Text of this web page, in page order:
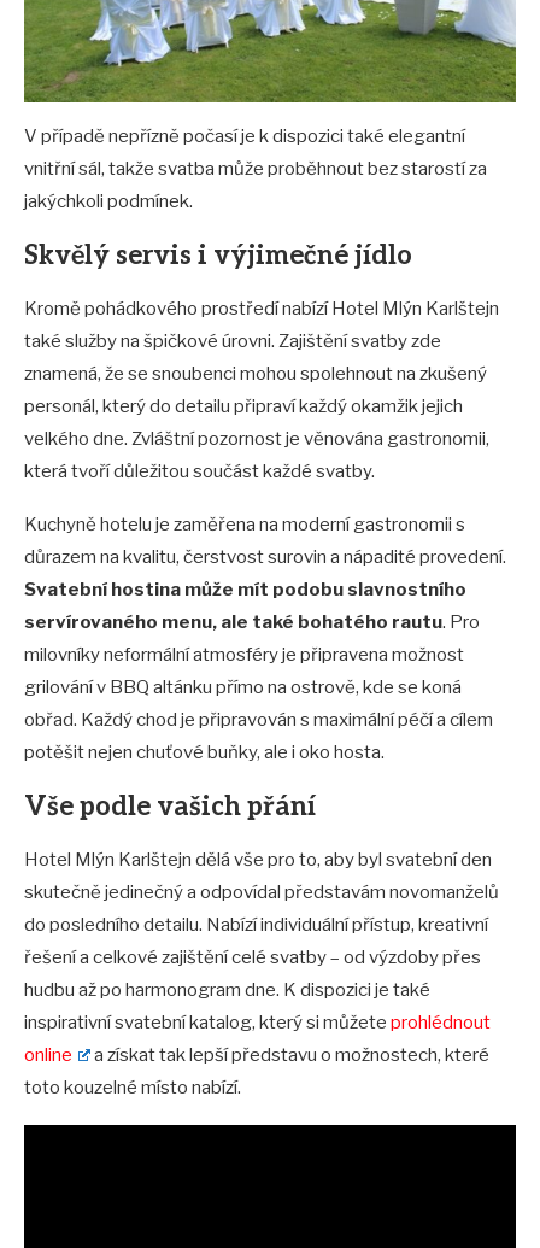
V případě nepřízně počasí je k dispozici také elegantní
vnitřní sál, takže svatba může proběhnout bez starostí za
jakýchkoli podmínek.
Skvělý servis i výjimečné jídlo
Kromě pohádkového prostředí nabízí Hotel Mlýn Karlštejn
také služby na špičkové úrovni. Zajištění svatby zde
znamená, že se snoubenci mohou spolehnout na zkušený
personál, který do detailu připraví každý okamžik jejich
velkého dne. Zvláštní pozornost je věnována gastronomii,
která tvoří důležitou součást každé svatby.
Kuchyně hotelu je zaměřena na moderní gastronomii s
důrazem na kvalitu, čerstvost surovin a nápadité provedení.
Svatební hostina může mít podobu slavnostního
servírovaného menu, ale také bohatého rautu. Pro
milovníky neformální atmosféry je připravena možnost
grilování v BBQ altánku přímo na ostrově, kde se koná
obřad. Každý chod je připravován s maximální péčí a cílem
potěšit nejen chuťové buňky, ale i oko hosta.
Vše podle vašich přání
Hotel Mlýn Karlštejn dělá vše pro to, aby byl svatební den
skutečně jedinečný a odpovídal představám novomanželů
do posledního detailu. Nabízí individuální přístup, kreativní
řešení a celkové zajištění celé svatby – od výzdoby přes
hudbu až po harmonogram dne. K dispozici je také
inspirativní svatební katalog, který si můžete prohlédnout
online
a získat tak lepší představu o možnostech, které
toto kouzelné místo nabízí.